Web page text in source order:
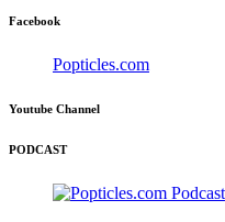
Facebook
Popticles.com
Youtube Channel
PODCAST